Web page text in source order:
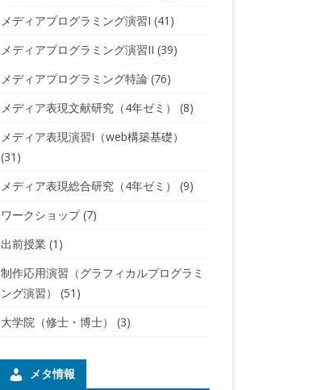
メディアプログラミング演習I (41)
メディアプログラミング演習II (39)
メディアプログラミング特論(76)
メディア表現文献研究（4年ゼミ）
(8)
メディア表現演習I（web構築基礎）
(31)
メディア表現総合研究（4年ゼミ）
(9)
ワークショップ(7)
出前授業(1)
制作応用演習（グラフィカルプログラミ
ング演習）
(51)
大学院（修士・博士）
(3)
メタ情報